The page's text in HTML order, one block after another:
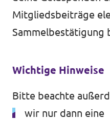
Mitgliedsbeiträge
Sammelbestätigung
Wichtige Hinweise
Bitte beachte
wir nur dann eine